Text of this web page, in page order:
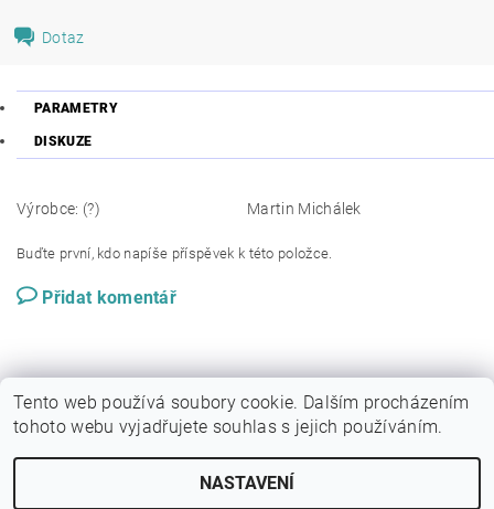
Dotaz
PARAMETRY
DISKUZE
Výrobce: (?) Martin Michálek
Buďte první, kdo napíše příspěvek k této položce.
Přidat komentář
Tento web používá soubory cookie. Dalším procházením
tohoto webu vyjadřujete souhlas s jejich používáním.
NASTAVENÍ